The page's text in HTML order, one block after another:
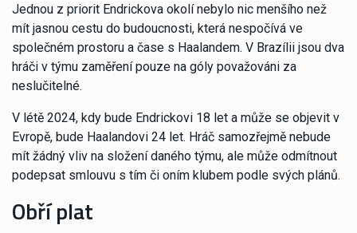
Jednou z priorit Endrickova okolí nebylo nic menšího než
mít jasnou cestu do budoucnosti, která nespočívá ve
společném prostoru a čase s Haalandem. V Brazílii jsou dva
hráči v týmu zaměření pouze na góly považováni za
neslučitelné.
V létě 2024, kdy bude Endrickovi 18 let a může se objevit v
Evropě, bude Haalandovi 24 let. Hráč samozřejmě nebude
mít žádný vliv na složení daného týmu, ale může odmítnout
podepsat smlouvu s tím či oním klubem podle svých plánů.
Obří plat